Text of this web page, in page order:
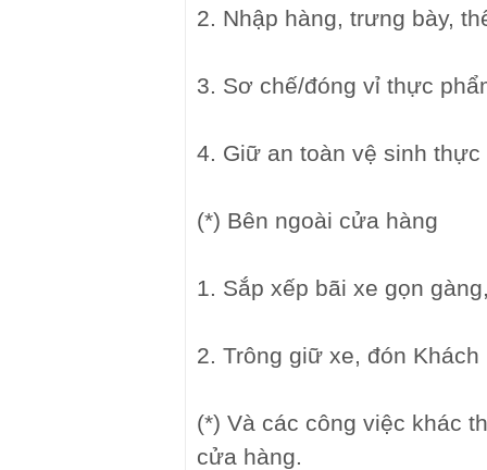
2. Nhập hàng, trưng bày,
3. Sơ chế/đóng vỉ thực
4. Giữ an toàn vệ sinh
(*) Bên ngoài cửa hàng
1. Sắp xếp bãi xe gọn
2. Trông giữ xe, đón Khách
(*) Và các công việc khác
cửa hàng.